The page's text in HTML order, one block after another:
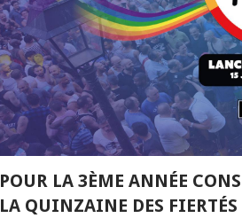
POUR LA 3ÈME ANNÉE
LA QUINZAINE DES